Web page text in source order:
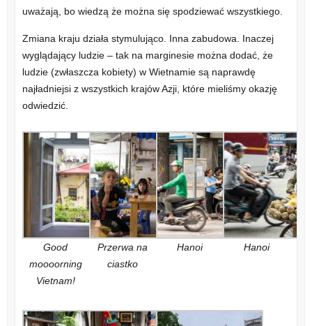
uważają, bo wiedzą że można się spodziewać wszystkiego.
Zmiana kraju działa stymulująco. Inna zabudowa. Inaczej
wyglądający ludzie – tak na marginesie można dodać, że
ludzie (zwłaszcza kobiety) w Wietnamie są naprawdę
najładniejsi z wszystkich krajów Azji, które mieliśmy okazję
odwiedzić.
Good
moooorning
Vietnam!
Przerwa na
ciastko
Hanoi Hanoi